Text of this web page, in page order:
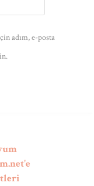
adım, e-posta